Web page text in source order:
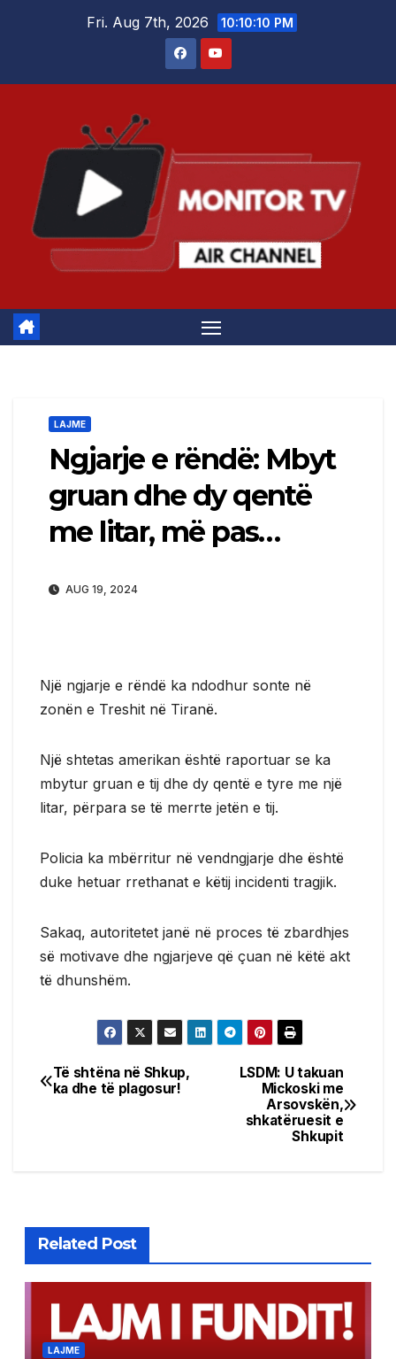
Fri. Aug 7th, 2026 10:10:11 PM
LAJME
Ngjarje e rëndë: Mbyt
gruan dhe dy qentë
me litar, më pas…
AUG 19, 2024
Një ngjarje e rëndë ka ndodhur sonte në
zonën e Treshit në Tiranë.
Një shtetas amerikan është raportuar se ka
mbytur gruan e tij dhe dy qentë e tyre me një
litar, përpara se të merrte jetën e tij.
Policia ka mbërritur në vendngjarje dhe është
duke hetuar rrethanat e këtij incidenti tragjik.
Sakaq, autoritetet janë në proces të zbardhjes
së motivave dhe ngjarjeve që çuan në këtë akt
të dhunshëm.
Post
LSDM: U takuan
Mickoski me
Arsovskën,
shkatëruesit e
Shkupit
Të shtëna në Shkup,
ka dhe të plagosur!
Related Post
LAJME